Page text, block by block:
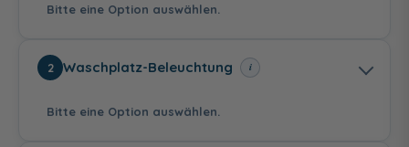
Bitte eine Option auswählen.
2 Waschplatz-Beleuchtung i
Bitte eine Option auswählen.